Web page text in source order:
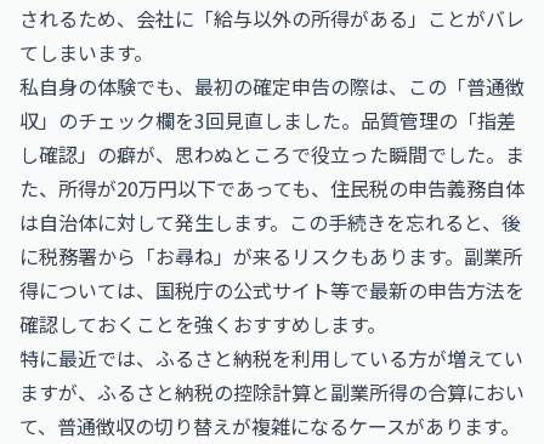
されるため、会社に「給与以外の所得がある」ことがバレ
てしまいます。
私自身の体験でも、最初の確定申告の際は、この「普通徴
収」のチェック欄を3回見直しました。品質管理の「指差
し確認」の癖が、思わぬところで役立った瞬間でした。ま
た、所得が20万円以下であっても、住民税の申告義務自体
は自治体に対して発生します。この手続きを忘れると、後
に税務署から「お尋ね」が来るリスクもあります。副業所
得については、国税庁の公式サイト等で最新の申告方法を
確認しておくことを強くおすすめします。
特に最近では、ふるさと納税を利用している方が増えてい
ますが、ふるさと納税の控除計算と副業所得の合算におい
て、普通徴収の切り替えが複雑になるケースがあります。